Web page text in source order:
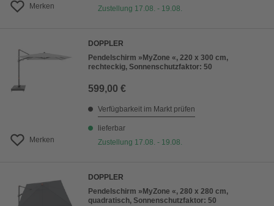
Merken
Zustellung 17.08. - 19.08.
Merken
DOPPLER
Pendelschirm »MyZone «, 220 x 300 cm,
rechteckig, Sonnenschutzfaktor: 50
599,00 €
Verfügbarkeit im Markt prüfen
lieferbar
Zustellung 17.08. - 19.08.
DOPPLER
Pendelschirm »MyZone «, 280 x 280 cm,
quadratisch, Sonnenschutzfaktor: 50